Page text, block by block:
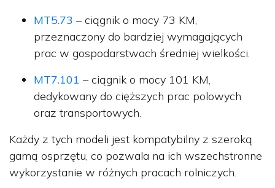
MT5.73 – ciągnik o mocy 73 KM,
przeznaczony do bardziej wymagających
prac w gospodarstwach średniej wielkości.
MT7.101 – ciągnik o mocy 101 KM,
dedykowany do cięższych prac polowych
oraz transportowych.
Każdy z tych modeli jest kompatybilny z szeroką
gamą osprzętu, co pozwala na ich wszechstronne
wykorzystanie w różnych pracach rolniczych.